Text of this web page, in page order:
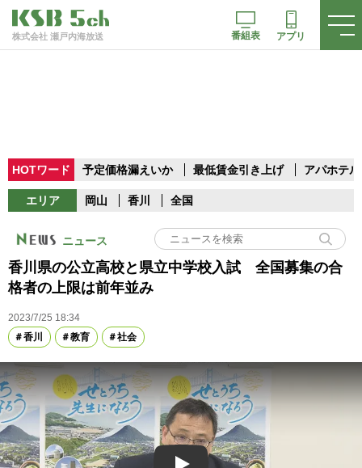
株式会社 瀬戸内海放送 番組表 アプリ
HOTワード 予定価格漏えいか 最低賃金引き上げ アパホテル
エリア 岡山 香川 全国
ニュース
香川県の公立高校と県立中学校入試 全国募集の合
格者の上限は前年並み
2023/7/25 18:34
香川
教育 社会